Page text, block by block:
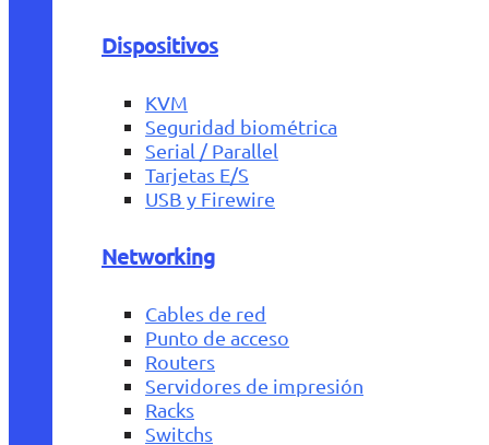
Dispositivos
KVM
Seguridad biométrica
Serial / Parallel
Tarjetas E/S
USB y Firewire
Networking
Cables de red
Punto de acceso
Routers
Servidores de impresión
Racks
Switchs